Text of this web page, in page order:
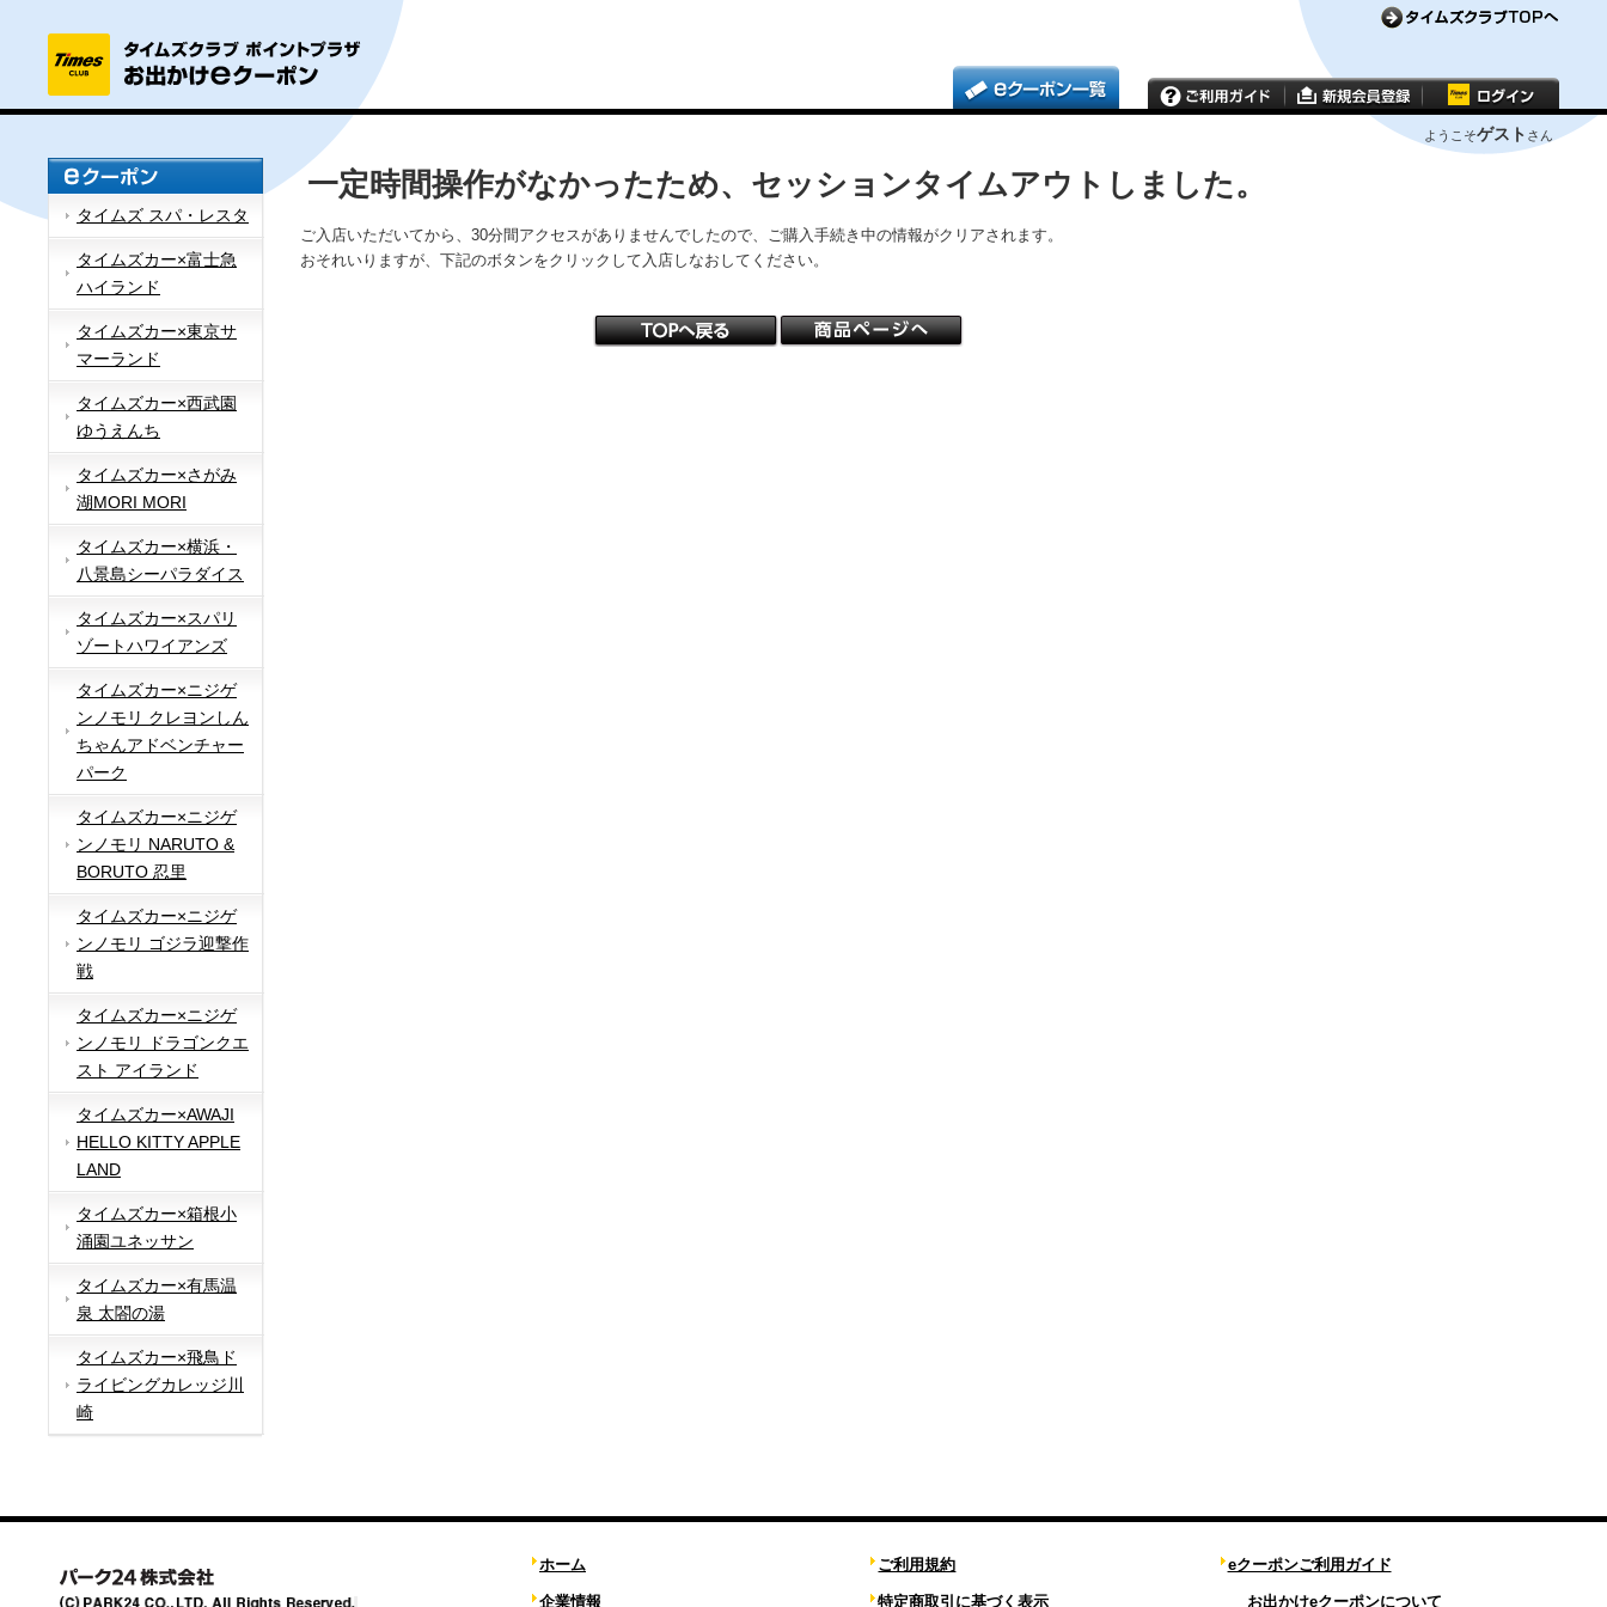
ようこそゲスト さん
タイムズ スパ・レスタ
タイムズカー×富士急
ハイランド
タイムズカー×東京サ
マーランド
タイムズカー×西武園
ゆうえんち
タイムズカー×さがみ
湖MORI MORI
タイムズカー×横浜・
八景島シーパラダイス
タイムズカー×スパリ
ゾートハワイアンズ
タイムズカー×ニジゲ
ンノモリ クレヨンしん
ちゃんアドベンチャー
パーク
タイムズカー×ニジゲ
ンノモリ NARUTO &
BORUTO 忍里
タイムズカー×ニジゲ
ンノモリ ゴジラ迎撃作
戦
タイムズカー×ニジゲ
ンノモリ ドラゴンクエ
スト アイランド
タイムズカー×AWAJI
HELLO KITTY APPLE
LAND
タイムズカー×箱根小
涌園ユネッサン
タイムズカー×有馬温
泉 太閤の湯
タイムズカー×飛鳥ド
ライビングカレッジ川
崎
一定時間操作がなかったため、セッションタイムアウトしました。
ご入店いただいてから、30分間アクセスがありませんでしたので、ご購入手続き中の情報がクリアされます。
おそれいりますが、下記のボタンをクリックして入店しなおしてください。
ホーム
企業情報
ご利用規約
特定商取引に基づく表示
eクーポンご利用ガイド
お出かけeクーポンについて